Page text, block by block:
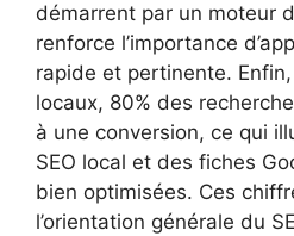
démarrent par un moteur
renforce l’importance
rapide et pertinente.
locaux, 80% des
à une conversion, ce qui
SEO local et des fiches
bien optimisées. Ces
l’orientation générale du